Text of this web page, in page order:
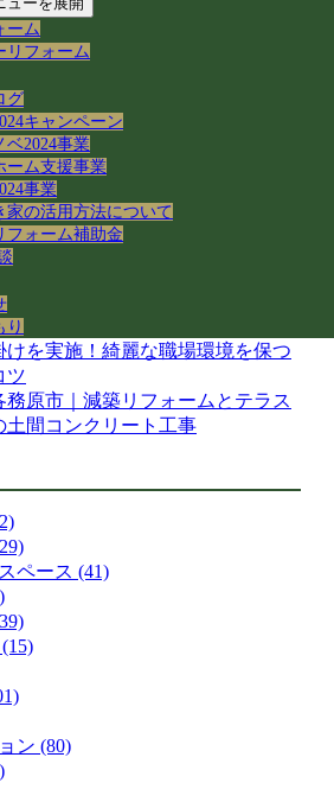
ーム
リフォーム
グ
キャンペーン
ベ2024事業
ーム支援事業
事業
家の活用方法について
フォーム補助金
り
から空き家へ】家具レスキューで
し協力隊の新生活＆民泊活用を支
務原市での空き家売買｜確定測量
置（境界確定）の重要性
務原市｜賃貸住宅の売却準備！退
確認と修繕のご相談
アパートでシャワーホースを交
プター適合の注意点と水漏れ対策
務原市の空き家・賃貸管理｜入居
補修のリアル
各務原市】事務所の大掃除＆床ワ
けを実施！綺麗な職場環境を保つ
ツ
務原市｜減築リフォームとテラス
土間コンクリート工事
ペース (41)
ン (80)